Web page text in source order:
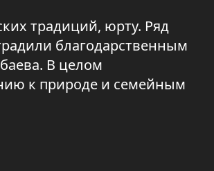
традиций, юрту. Ряд
благодарственным
В целом
к природе и семейным